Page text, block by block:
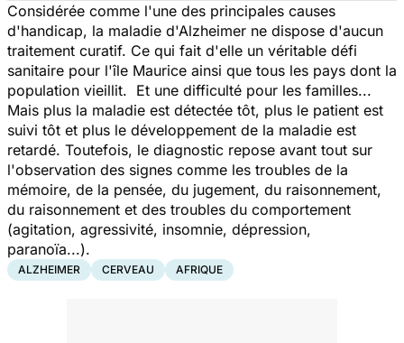
Considérée comme l'une des principales causes
d'handicap, la maladie d'Alzheimer ne dispose d'aucun
traitement curatif. Ce qui fait d'elle un véritable défi
sanitaire pour l'île Maurice ainsi que tous les pays dont la
population vieillit. Et une difficulté pour les familles...
Mais plus la maladie est détectée tôt, plus le patient est
suivi tôt et plus le développement de la maladie est
retardé. Toutefois, le diagnostic repose avant tout sur
l'observation des signes comme les troubles de la
mémoire, de la pensée, du jugement, du raisonnement,
du raisonnement et des troubles du comportement
(agitation, agressivité, insomnie, dépression,
paranoïa...).
ALZHEIMER CERVEAU AFRIQUE